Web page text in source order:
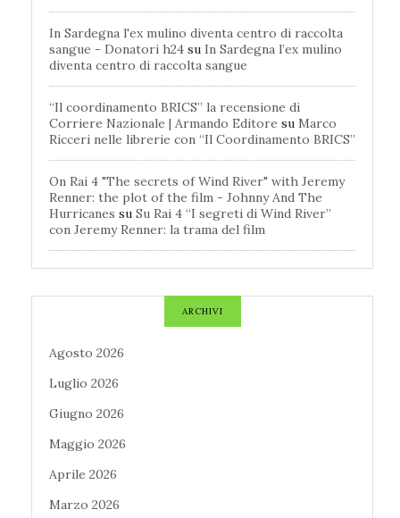
In Sardegna l'ex mulino diventa centro di raccolta
sangue - Donatori h24 su In Sardegna l’ex mulino
diventa centro di raccolta sangue
“Il coordinamento BRICS” la recensione di
Corriere Nazionale | Armando Editore su Marco
Ricceri nelle librerie con “Il Coordinamento BRICS”
On Rai 4 "The secrets of Wind River" with Jeremy
Renner: the plot of the film - Johnny And The
Hurricanes su Su Rai 4 “I segreti di Wind River”
con Jeremy Renner: la trama del film
ARCHIVI
Agosto 2026
Luglio 2026
Giugno 2026
Maggio 2026
Aprile 2026
Marzo 2026